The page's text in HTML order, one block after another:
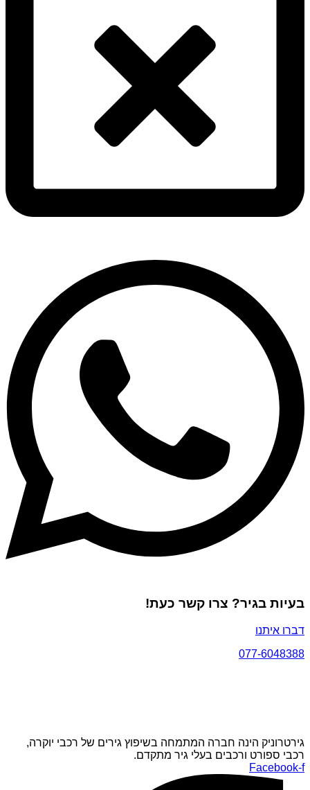
בעיות בגיר? צרו קשר כעת!
דברו איתנו
077-6048388
גירטרוניק הינה חברה המתמחה בשיפוץ גירים של רכבי יוקרה,
רכבי ספורט ורכבים בעלי גיר מתקדם.
Facebook-f